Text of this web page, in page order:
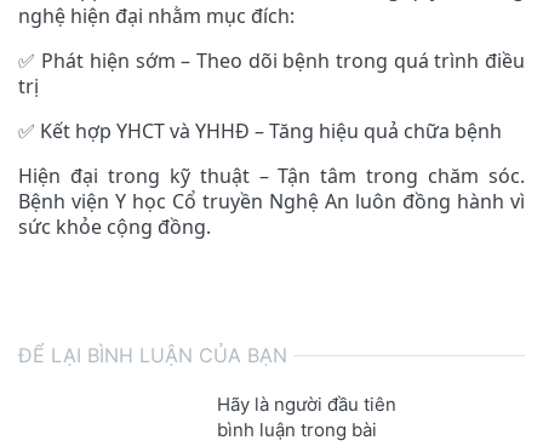
nghệ hiện đại nhằm mục đích:
✅ Phát hiện sớm – Theo dõi bệnh trong quá trình điều
trị
✅ Kết hợp YHCT và YHHĐ – Tăng hiệu quả chữa bệnh
Hiện đại trong kỹ thuật – Tận tâm trong chăm sóc.
Bệnh viện Y học Cổ truyền Nghệ An luôn đồng hành vì
sức khỏe cộng đồng.
ĐỂ LẠI BÌNH LUẬN CỦA BẠN
Hãy là người đầu tiên
bình luận trong bài